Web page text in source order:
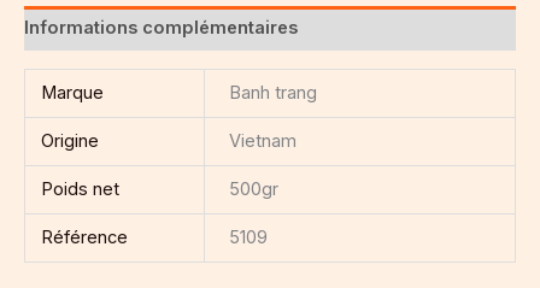
Informations complémentaires
Marque Banh trang
Origine Vietnam
Poids net 500gr
Référence 5109